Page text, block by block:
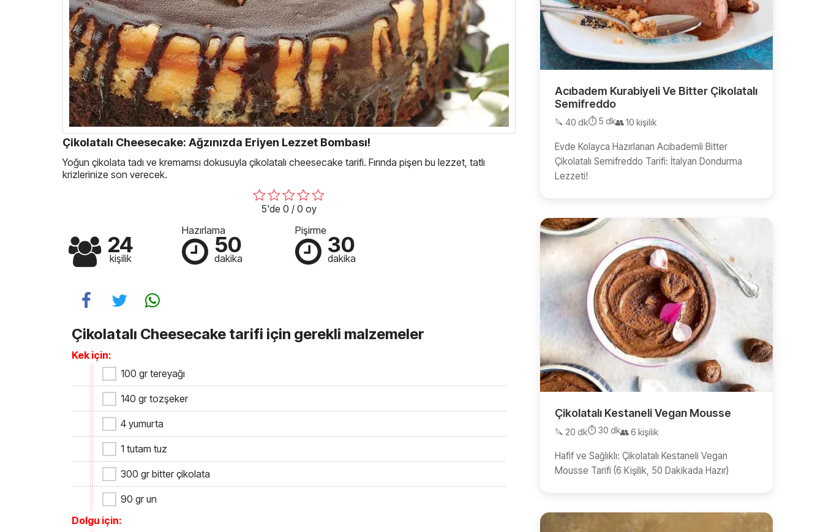
Çikolatalı Cheesecake: Ağzınızda Eriyen Lezzet Bombası!
Yoğun çikolata tadı ve kremamsı dokusuyla çikolatalı cheesecake tarifi. Fırında pişen bu lezzet, tatlı
krizlerinize son verecek.
5'de 0 / 0 oy
24
kişilik
Hazırlama
50
dakika
Pişirme
30
dakika
Çikolatalı Cheesecake tarifi için gerekli malzemeler
Kek için:
100 gr tereyağı
140 gr tozşeker
4 yumurta
1 tutam tuz
300 gr bitter çikolata
90 gr un
Dolgu için:
Acıbadem Kurabiyeli Ve Bitter Çikolatalı
Semifreddo
🔪 40 dk⏱️ 5 dk👥 10 kişilik
Evde Kolayca Hazırlanan Acıbademli Bitter
Çikolatalı Semifreddo Tarifi: İtalyan Dondurma
Lezzeti!
Çikolatalı Kestaneli Vegan Mousse
🔪 20 dk⏱️ 30 dk👥 6 kişilik
Hafif ve Sağlıklı: Çikolatalı Kestaneli Vegan
Mousse Tarifi (6 Kişilik, 50 Dakikada Hazır)